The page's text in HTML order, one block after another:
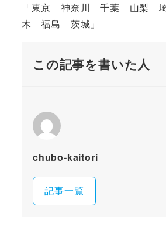
「東京 神奈川 千葉 山梨
木 福島 茨城」
この記事を書いた人
chubo-kaitori
記事一覧